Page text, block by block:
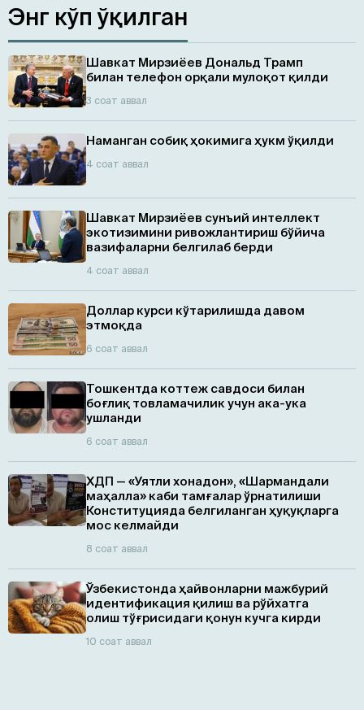
Энг кўп ўқилган
Шавкат Мирзиёев Дональд Трамп
билан телефон орқали мулоқот қилди
3 соат аввал
Наманган собиқ ҳокимига ҳукм ўқилди
4 соат аввал
Шавкат Мирзиёев сунъий интеллект
экотизимини ривожлантириш бўйича
вазифаларни белгилаб берди
4 соат аввал
Доллар курси кўтарилишда давом
этмоқда
6 соат аввал
Тошкентда коттеж савдоси билан
боғлиқ товламачилик учун ака-ука
ушланди
6 соат аввал
ХДП — «Уятли хонадон», «Шармандали
маҳалла» каби тамғалар ўрнатилиши
Конституцияда белгиланган ҳуқуқларга
мос келмайди
8 соат аввал
Ўзбекистонда ҳайвонларни мажбурий
идентификация қилиш ва рўйхатга
олиш тўғрисидаги қонун кучга кирди
10 соат аввал